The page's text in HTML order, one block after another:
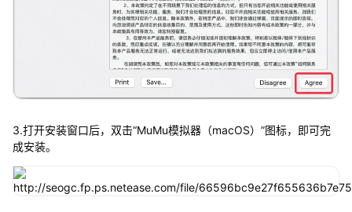
3.打开安装窗口后，双击“MuMu模拟器（macOS）”图标，即可完
成安装。